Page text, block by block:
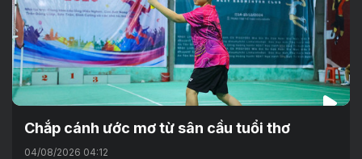
Chắp cánh ước mơ từ sân cầu tuổi thơ
04/08/2026 04:12